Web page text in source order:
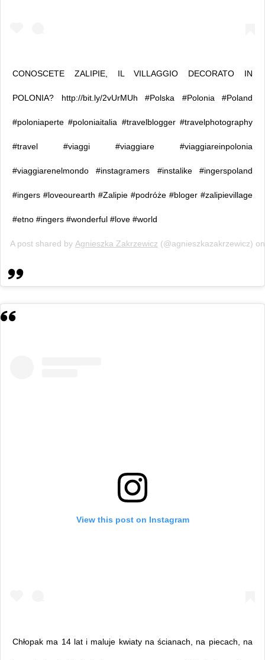
CONOSCETE ZALIPIE, IL VILLAGGIO DECORATO IN
POLONIA? http://bit.ly/2vUrMUh #Polska #Polonia #Poland
#poloniaperte #poloniaitalia #travelblogger #travelphotography
#travel #viaggi #viaggiare #viaggiareinpolonia
#viaggiarenelmondo #instagramers #instalike #ingerspoland
#ingers #loveourearth #Zalipie #podróże #bloger #zalipievillage
#etno #ingers #wonderful #love #world
A post shared by Agnieszka Zakrzewicz (@agnieszkazakrzewicz)
View this post on Instagram
Chłopak ma 14 lat i maluje kwiaty na ścianach, na piecach, na